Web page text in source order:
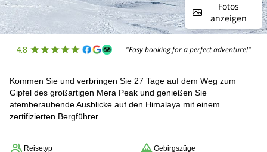
Fotos
anzeigen
4.8 "Easy booking for a perfect adventure!"
Kommen Sie und verbringen Sie 27 Tage auf dem Weg zum
Gipfel des großartigen Mera Peak und genießen Sie
atemberaubende Ausblicke auf den Himalaya mit einem
zertifizierten Bergführer.
Reisetyp Gebirgszüge